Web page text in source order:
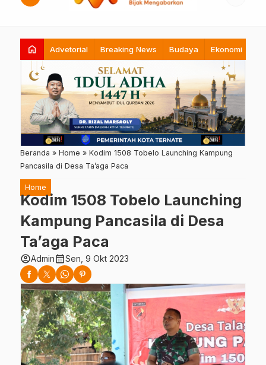
home Advetorial Breaking News Budaya Ekonomi
Beranda » Home » Kodim 1508 Tobelo Launching Kampung
Pancasila di Desa Ta’aga Paca
Home
Kodim 1508 Tobelo Launching
Kampung Pancasila di Desa
Ta’aga Paca
account_circleAdmincalendar_monthSen, 9 Okt 2023